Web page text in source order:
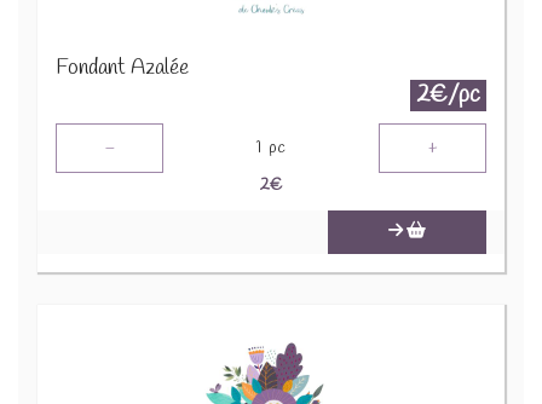
Fondant Azalée
2€/pc
- 1 pc +
2€